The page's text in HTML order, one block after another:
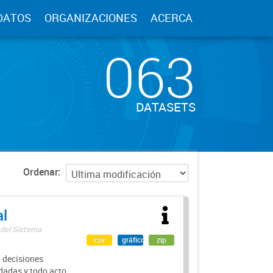
ORGANIZACIONES ACERCA
063
DATASETS
Ordenar
Sistema
csv gráfico zip